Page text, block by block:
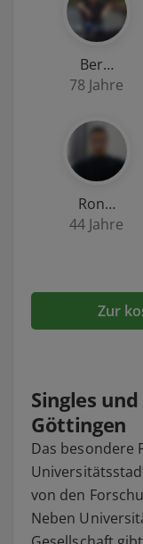
Ber…
78 Jahre
Ron…
44 Jahre
Zur
Singles
Göttingen
Das besondere
von den
Neben